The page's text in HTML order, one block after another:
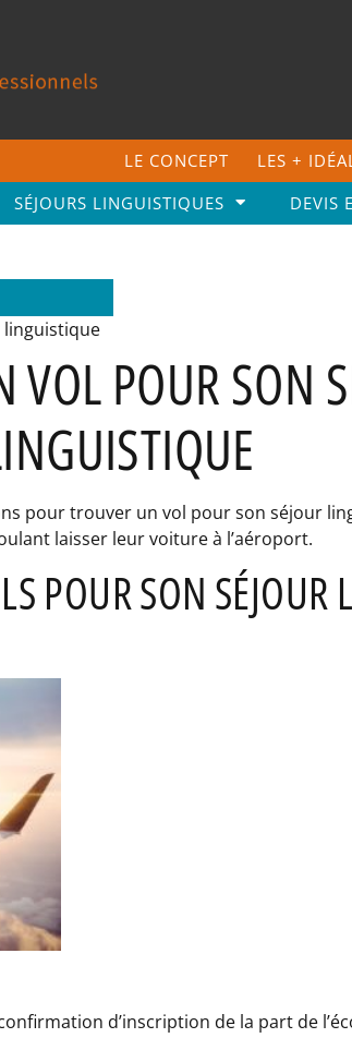
LE CONCEPT LES +
SÉJOURS LINGUISTIQUES
DEVIS
VOL POUR SON
pour trouver un vol pour son séjour
laisser leur voiture à l’aéroport.
POUR SON
d’inscription de la part de